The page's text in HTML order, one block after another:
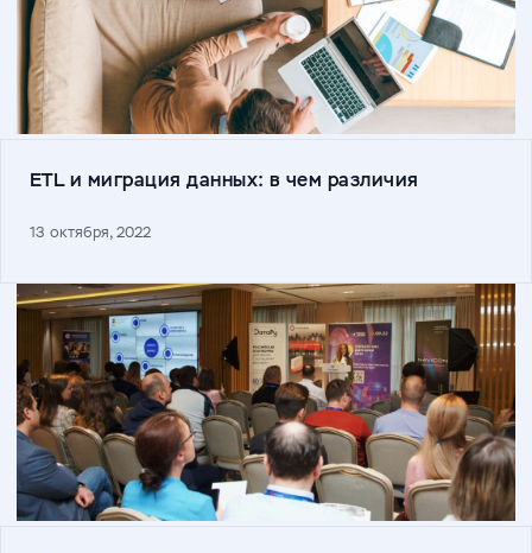
ETL и миграция данных: в чем различия
13 октября, 2022